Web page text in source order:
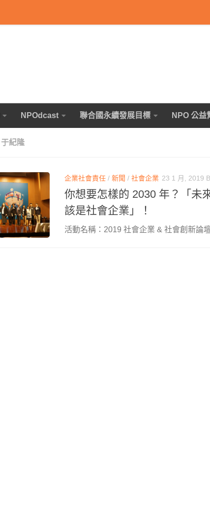
NPOdcast 聯合國永續發展目標 NPO 公益
于紀隆
企業社會責任 / 新聞 / 社會企業 23 1 月, 2019
你想要怎樣的 2030 年？「未
該是社會企業」！
活動名稱：2019 社會企業 & 社會創新論